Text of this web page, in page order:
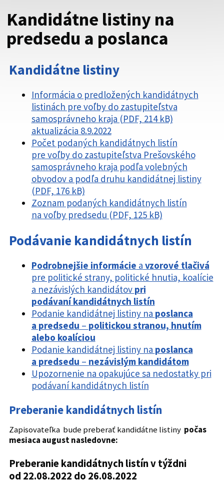
Táto stránka je zabezpečená
Buďte pozorní a vždy sa uistite, že zdieľate informácie iba
cez zabezpečenú webovú stránku. Zabezpečená stránka
Kandidátne listiny na
predsedu a poslanca
Kandidátne listiny
Informácia o predložených kandidátnych
listinách pre voľby do zastupiteľstva
samosprávneho kraja (PDF, 214 kB)
aktualizácia 8.9.2022
Počet podaných kandidátnych listín
pre voľby do zastupiteľstva Prešovského
samosprávneho kraja podľa volebných
obvodov a podľa druhu kandidátnej listiny
(PDF, 176 kB)
Zoznam podaných kandidátnych listín
na voľby predsedu (PDF, 125 kB)
Podávanie kandidátnych listín
Podrobnejšie informácie a vzorové tlačivá
pre politické strany, politické hnutia, koalície
a nezávislých kandidátov pri
podávaní kandidátnych listín
Podanie kandidátnej listiny na poslanca
a predsedu – politickou stranou, hnutím
alebo koalíciou
Podanie kandidátnej listiny na poslanca
a predsedu – nezávislým kandidátom
Upozornenie na opakujúce sa nedostatky pri
podávaní kandidátnych listín
Preberanie kandidátnych listín
Zapisovateľka bude preberať kandidátne listiny počas
mesiaca august nasledovne:
Preberanie kandidátnych listín v týždni
od 22.08.2022 do 26.08.2022